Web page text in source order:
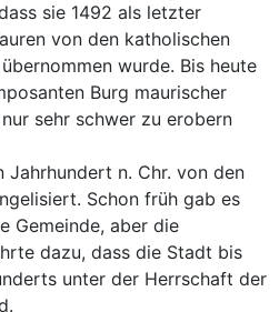
sie 1492 als letzter
von den katholischen
wurde. Bis heute
Burg maurischer
sehr schwer zu erobern
Jahrhundert n. Chr. von den
Schon früh gab es
Gemeinde, aber die
dazu, dass die Stadt bis
unter der Herrschaft der